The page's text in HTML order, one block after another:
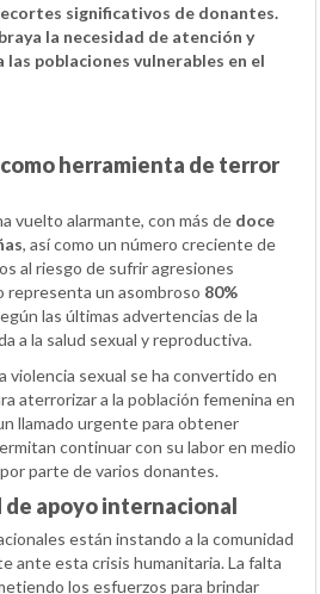
significativos de donantes.
la necesidad de atención y
poblaciones vulnerables en el
herramienta de terror
vuelto alarmante, con más de doce
, así como un número creciente de
al riesgo de sufrir agresiones
representa un asombroso 80%
las últimas advertencias de la
a la salud sexual y reproductiva.
violencia sexual se ha convertido en
aterrorizar a la población femenina en
llamado urgente para obtener
continuar con su labor en medio
parte de varios donantes.
apoyo internacional
están instando a la comunidad
ante esta crisis humanitaria. La falta
los esfuerzos para brindar